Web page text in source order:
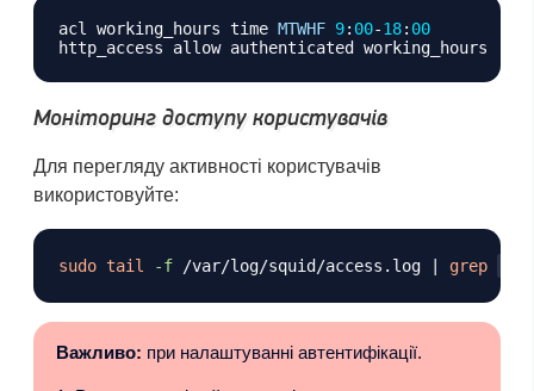
acl working_hours time MTWHF 9: 00-18: 00
Копіювати
Моніторинг доступу користувачів
Для перегляду активності користувачів
використовуйте:
sudo tail -f /var/log/squid/access.log grep
Копіювати
Важливо: при налаштуванні автентифікації.